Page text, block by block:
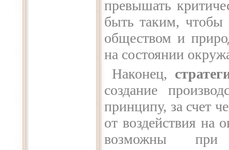
превышать
быть таким,
обществом и
на состоянии
Наконец,
создание
принципу, за счет
от воздействия
возможны при